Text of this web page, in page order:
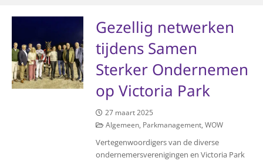
Gezellig netwerken
tijdens Samen
Sterker Ondernemen
op Victoria Park
27 maart 2025
Algemeen Parkmanagement ,WOW
Vertegenwoordigers van de diverse
ondernemersverenigingen en Victoria Park